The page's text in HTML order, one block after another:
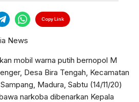
Copy Link
News
mobil warna putih bernopol M
Desa Bira Tengah, Kecamatan
Madura, Sabtu (14/11/20)
narkoba dibenarkan Kepala